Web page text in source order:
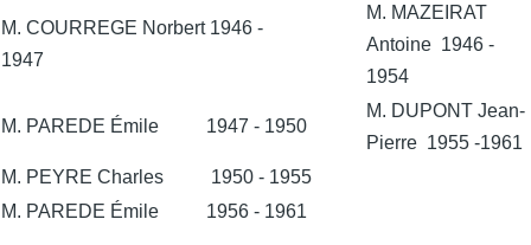
M. COURREGE Norbert 1946 -
1947
M. MAZEIRAT
Antoine 1946 -
1954
M. PAREDE Émile 1947 - 1950
M. DUPONT Jean-
Pierre 1955 -1961
M. PEYRE Charles 1950 - 1955
M. PAREDE Émile 1956 - 1961